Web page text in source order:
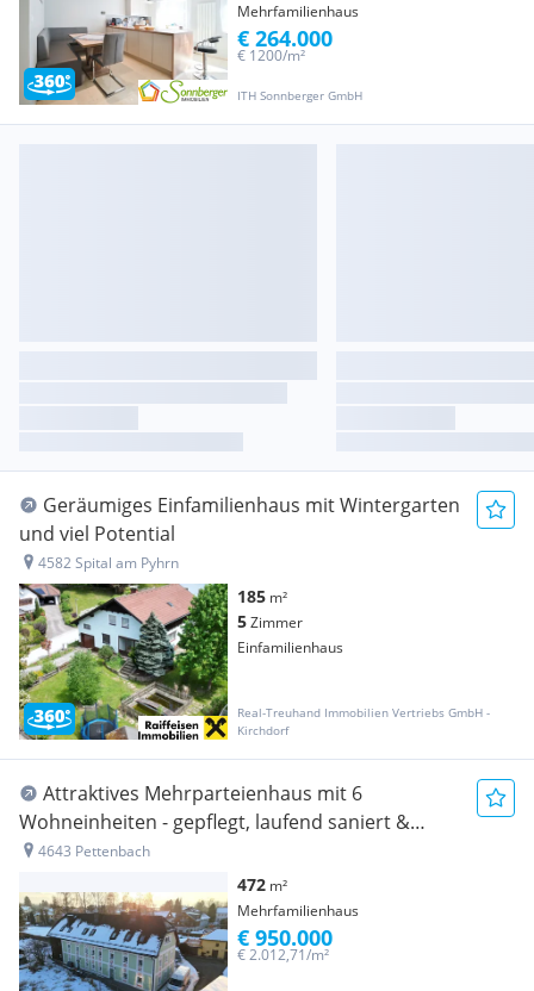
Mehrfamilienhaus
ITH Sonnberger GmbH
€ 1200/m²
€ 264.000
Geräumiges Einfamilienhaus mit Wintergarten
und viel Potential
4582 Spital am Pyhrn
185 m²
5Zimmer
Einfamilienhaus
Real-Treuhand Immobilien Vertriebs GmbH -
Kirchdorf
Attraktives Mehrparteienhaus mit 6
Wohneinheiten - gepflegt, laufend saniert &
solide Rendite
4643 Pettenbach
472 m²
Mehrfamilienhaus
€ 2.012,71/m²
€ 950.000